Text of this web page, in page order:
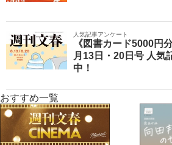
人気記事アンケート
《図書カード5000円
月13日・20日号 人気
中！
おすすめ一覧